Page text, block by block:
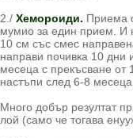
2./ Хемороиди. Приема
мумио за един прием. И
10 см със смес
направи почивка 10
месеца с прекъсване от
настъпи след 6-8
Много добър резултат
лой (само че тогава